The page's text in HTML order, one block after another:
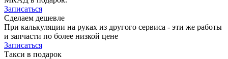
Записаться
Сделаем дешевле
При калькуляции на руках из другого сервиса - эти же работы
и запчасти по более низкой цене
Записаться
Такси в подарок